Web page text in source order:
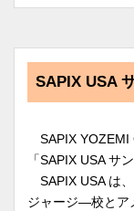
SAPIX USA
SAPIX YOZEMI
「SAPIX USA サ
SAPIX USA は
ジャージ—校とア